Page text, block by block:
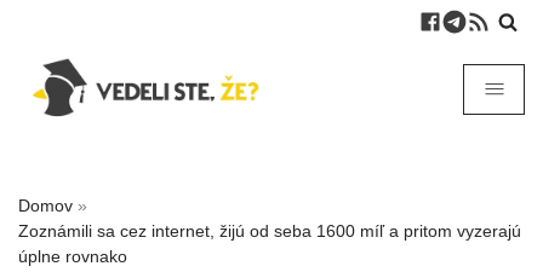
Domov »
Zoznámili sa cez internet, žijú od seba 1600 míľ a pritom vyzerajú
úplne rovnako